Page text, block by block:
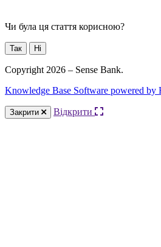
Чи була ця стаття корисною?
Так Ні
Copyright 2026 – Sense Bank.
Knowledge Base Software powered by
Закрити Відкрити